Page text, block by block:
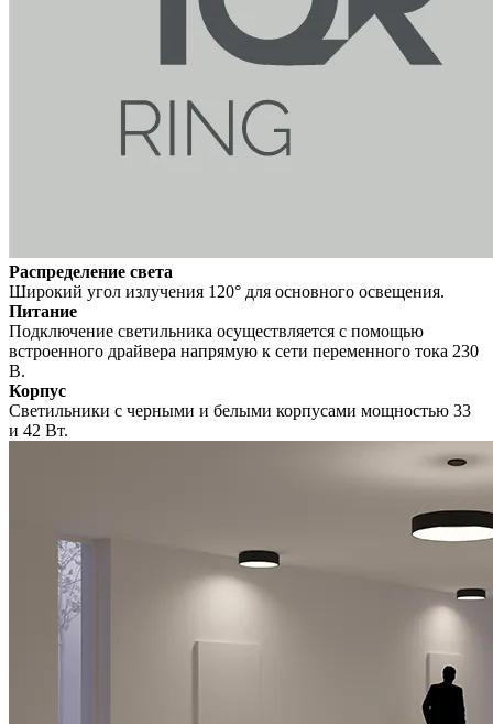
Распределение света
Широкий угол излучения 120° для основного освещения.
Питание
Подключение светильника осуществляется с помощью
встроенного драйвера напрямую к сети переменного тока 230
В.
Корпус
Светильники с черными и белыми корпусами мощностью 33
и 42 Вт.